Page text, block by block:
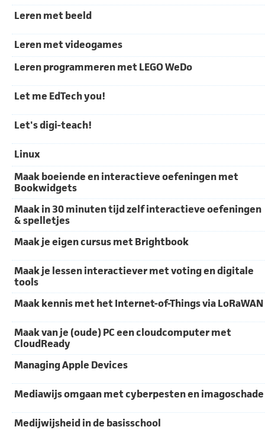
Leren met beeld
Leren met videogames
Leren programmeren met LEGO WeDo
Let me EdTech you!
Let's digi-teach!
Linux
Maak boeiende en interactieve oefeningen met
Bookwidgets
Maak in 30 minuten tijd zelf interactieve oefeningen
& spelletjes
Maak je eigen cursus met Brightbook
Maak je lessen interactiever met voting en digitale
tools
Maak kennis met het Internet-of-Things via LoRaWAN
Maak van je (oude) PC een cloudcomputer met
CloudReady
Managing Apple Devices
Mediawijs omgaan met cyberpesten en imagoschade
Medijwijsheid in de basisschool